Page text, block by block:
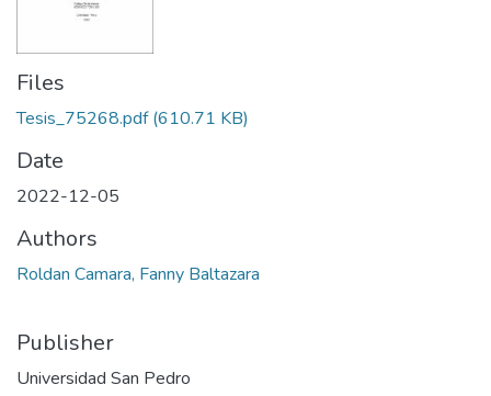
Files
Tesis_75268.pdf(610.71 KB)
Date
2022-12-05
Authors
Roldan Camara, Fanny Baltazara
Publisher
Universidad San Pedro